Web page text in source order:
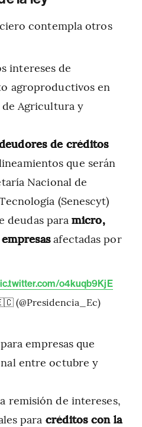
contempla otros
intereses de
agroproductivos en
Agricultura y
de créditos
que serán
Nacional de
(Senescyt)
deudas paramicro,
empresasafectadas por
o4kuqb9KjE
(@Presidencia_Ec)
para empresas que
entre octubre y
remisión de intereses,
para créditos con la